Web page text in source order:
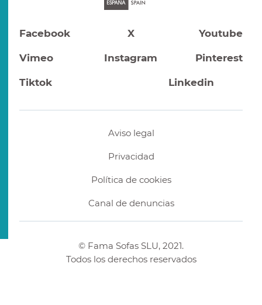
Facebook X Youtube
Vimeo Instagram Pinterest
Tiktok Linkedin
© Fama Sofas SLU, 2021.
Todos los derechos reservados
Aviso legal
Privacidad
Política de cookies
Canal de denuncias